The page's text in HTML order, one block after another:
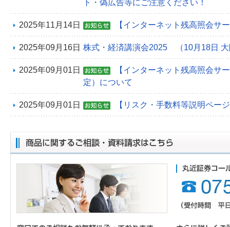
ト・偽広告等にご注意ください！
2025年11月14日 【インターネット残高照会サ
2025年09月16日 株式・経済講演会2025 （10月18日 大
2025年09月01日
【インターネット残高照会サ
定）について
2025年09月01日 【リスク・手数料等説明ペー